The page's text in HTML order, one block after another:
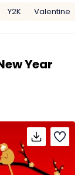
Y2K Valentine
Year